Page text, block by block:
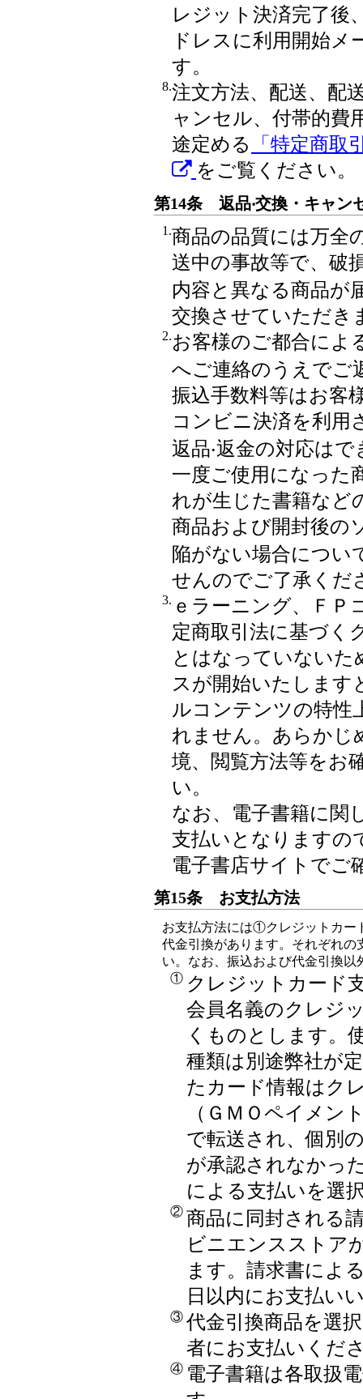
レジット決済完了後
ドレスに利用開始メ
す。
8.注文方法、配送、配
ャンセル、付帯的費
途定める
「特定商
をご覧ください。
第14条 返品‧交換・キャン
1.商品の品質には万全
送中の事故等で、破
内容と異なる商品が
交換させていただき
2.お客様のご都合によ
へご連絡のうえでご
振込手数料等はお客
コンビニ決済を利用
返品‧返金の対応は
一度ご使用になった
れが生じた書籍など
商品および開封後の
陥がない場合につい
せんのでご了承くだ
3. ｅラーニング、ＦＰ
定商取引法に基づく
とはなっていないた
スが開始いたします
ルコンテンツの特性
れません。あらかじ
境、閲覧方法等をお
い。
なお、電子書籍に関
支払いとなりますの
電子書店サイトでご
第15条 お支払方法
お支払方法には①クレジットカ
代金引換があります。それぞれ
い。なお、振込および代金引換以
① クレジットカード
会員名義のクレジ
くものとします。
種類は別途弊社が
たカード情報はク
（ＧＭＯペイメン
で転送され、個別
が承認されなかっ
による支払いを選
② 商品に同封される
ビニエンスストア
ます。請求書によ
日以内にお支払い
③ 代金引換商品を選
者にお支払いくだ
④ 電子書籍は各取扱